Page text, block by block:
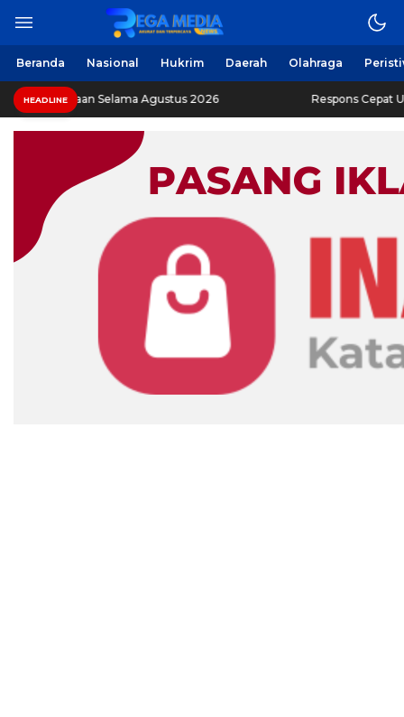
Beranda Nasional Hukrim Daerah Olahraga
HEADLINE
Selama Agustus 2026 Respons Cepat Ungkap